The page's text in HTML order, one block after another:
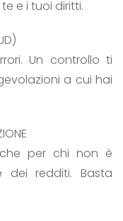
e i tuoi diritti.
Un controllo ti
a cui hai
per chi non è
redditi. Basta